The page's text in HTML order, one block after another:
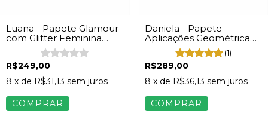
Luana - Papete Glamour
com Glitter Feminina
Napa Marrom
R$249,00
8 x de R$31,13 sem juros
COMPRAR
Daniela - Papete
Aplicações Geométrica
Feminina Marrom(1)
R$289,00
8 x de R$36,13 sem juros
COMPRAR